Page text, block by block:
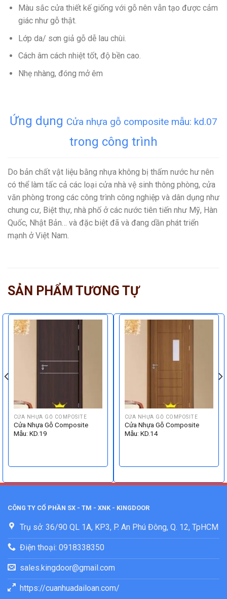
Màu sắc cửa thiết kế giống với gỗ nên vẫn tạo được cảm
giác như gỗ thật.
Lớp da/ sơn giả gỗ dễ lau chùi.
Cách âm cách nhiệt tốt, độ bền cao.
Nhẹ nhàng, đóng mở êm
Ứng dụng Cửa nhựa gỗ composite mẫu: kd.07
trong công trình
Do bản chất vật liệu bằng nhựa không bị thấm nước hư nên
có thể làm tấc cả các loại cửa nhà vệ sinh thông phòng, cửa
văn phòng trong các công trình công nghiệp và dân dụng như
chung cư, Biệt thự, nhà phố ở các nước tiên tiến như Mỹ, Hàn
Quốc, Nhật Bản… và đặc biệt đã và đang dần phát triển
mạnh ở Việt Nam.
SẢN PHẨM TƯƠNG TỰ
CỬA NHỰA GỖ COMPOSITE
Cửa Nhựa Gỗ Composite
Mẫu: KD.19
CỬA NHỰA GỖ COMPOSITE
Cửa Nhựa Gỗ Composite
Mẫu: KD.14
CÔNG TY CỔ PHẦN SX - TM - XNK - KINGDOOR
Trụ sở: 36/90 QL 1A, KP3, P. An Phú Đông, Q. 12, TpHCM
Điện thoại: 0918338350
sales.kingdoor@gmail.com
https://cuanhuadailoan.com/